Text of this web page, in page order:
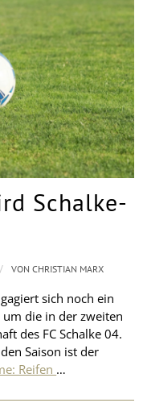
Schalke-
sich noch ein
die in der zweiten
des FC Schalke 04.
Saison ist der
Reifen …
/ VONCHRISTIAN MARX